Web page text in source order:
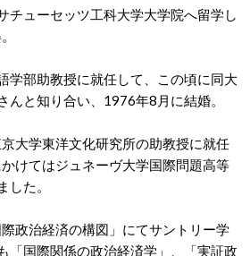
チューセッツ工科大学大学院へ留学し
学部助教授に就任して、この頃に同大
んと知り合い、1976年8月に結婚。
大学東洋文化研究所の助教授に就任
けてはジュネーヴ大学国際問題高等
した。
政治経済の構図」にてサントリー学
「国際関係の政治経済学」、「実証政